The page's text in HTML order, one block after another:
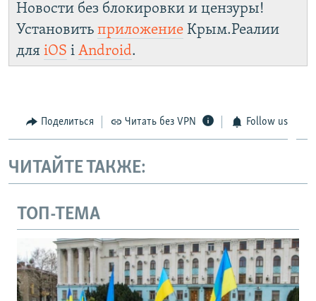
Новости без блокировки и цензуры!
Установить приложение Крым.Реалии
для iOS і Android.
Поделиться Читать без VPN Follow us
ЧИТАЙТЕ ТАКЖЕ:
ТОП-ТЕМА